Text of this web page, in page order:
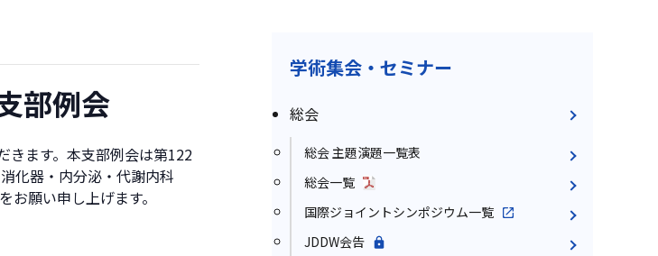
部例会
きます。本支部例会は第122
化器・内分泌・代謝内科
願い申し上げます。
学術集会・セミナー
総会
総会 主題演題一覧表
総会一覧
国際ジョイントシンポジウム一覧
JDDW会告